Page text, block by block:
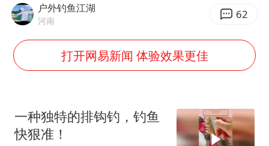
牛津大学一纸声明甩不了锅
新疆景区自驾服务费改为按车收费
女主硬加吻戏短剧已下架
浙江台州《告全体市民书》
户外钓鱼江湖
河南 62
打开网易新闻 体验效果更佳
一种独特的排钩钓，钓鱼
快狠准！